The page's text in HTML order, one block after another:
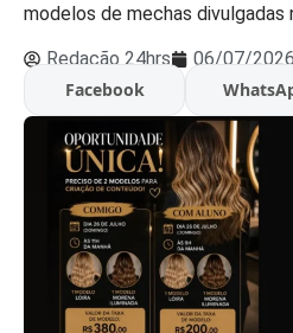
modelos de mechas divulgadas
Redação 24hrs 06/07/
Facebook